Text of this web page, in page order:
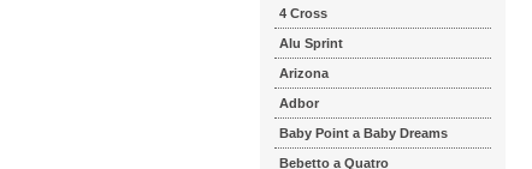
4 Cross
Alu Sprint
Arizona
Adbor
Baby Point a Baby Dreams
Bebetto a Quatro